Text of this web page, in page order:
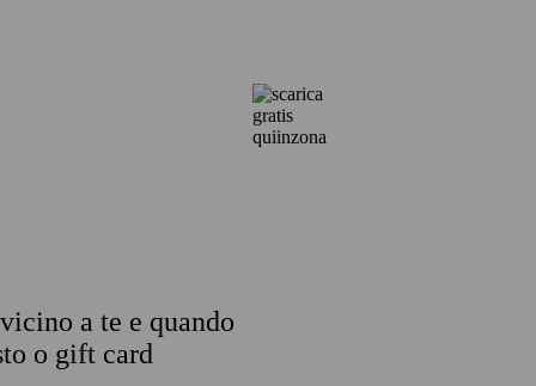
a te e quando
o gift card